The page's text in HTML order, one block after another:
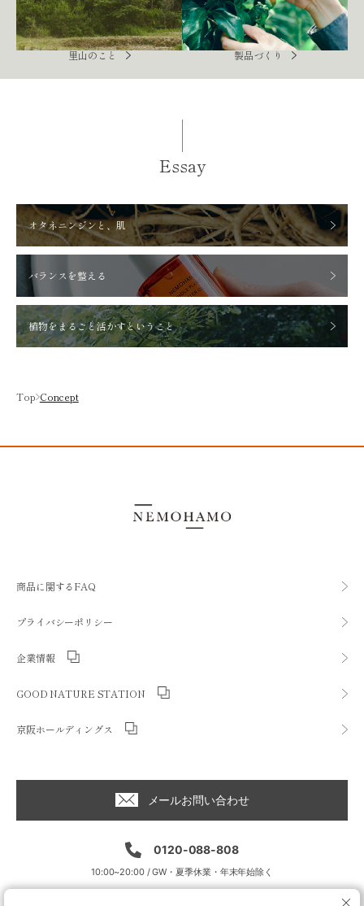
里山のこと 製品づくり
Essay
オタネニンジンと、肌
バランスを整える
植物をまるごと活かすということ
Top Concept
商品に関するFAQ
プライバシーポリシー
企業情報
GOOD NATURE STATION
京阪ホールディングス
メールお問い合わせ
0120-088-808
10:00~20:00 / GW・夏季休業・年末年始除く